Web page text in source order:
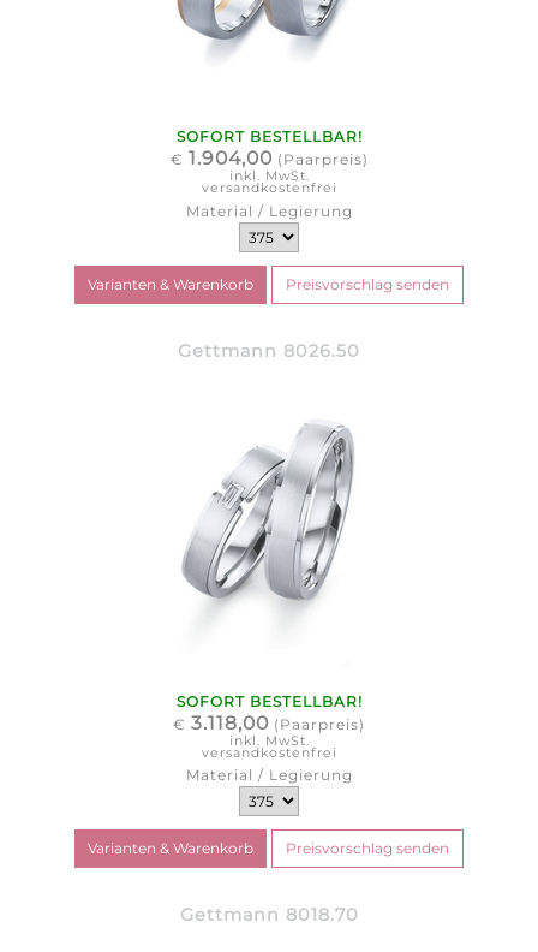
SOFORT BESTELLBAR!
€ 1.904,00 (Paarpreis)
inkl. MwSt.
versandkostenfrei
Material / Legierung
Gettmann 8026.50
SOFORT BESTELLBAR!
€ 3.118,00 (Paarpreis)
inkl. MwSt.
versandkostenfrei
Material / Legierung
Gettmann 8018.70